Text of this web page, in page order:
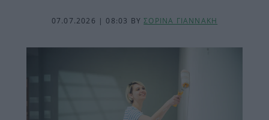
07.07.2026 | 08:03 BYΣΟΡΙΝΑ ΓΙΑΝΝΑΚΗ